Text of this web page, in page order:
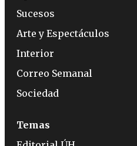
Sucesos
Arte y Espectáculos
Interior
Correo Semanal
Sociedad
Temas